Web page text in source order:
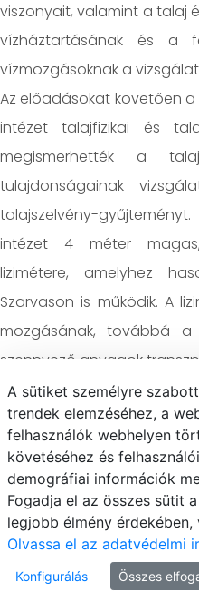
viszonyait, valamint a talaj
vízháztartásának és a
vízmozgásoknak a
Az előadásokat követően
intézet talajfizikai és
megismerhették a
tulajdonságainak
talajszelvény-
intézet 4 méter
lizimétere, amelyhez
Szarvason is működik. A
mozgásának, továbbá
szennyező anyagok
szolgálja.
A szakmai program
Hydrological Open Air
hektáros kísérleti
megismerhették a
vízháztartásának, a
vízmozgásoknak,
komplex vizsgálatát,
A sütiket személyre
trendek elemzéséhez, a
felhasználók webhelyen
követéséhez és
demográfiai információk
Fogadja el az összes sütit
legjobb élmény
Olvassa el az adatvédelmi
Konfigurálás Összes